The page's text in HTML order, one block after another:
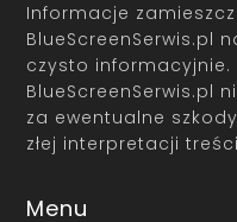
Informacje
BlueScreenSerwis.pl
czysto informacyjnie.
BlueScreenSerwis.pl
za ewentualne
złej interpretacji
Menu